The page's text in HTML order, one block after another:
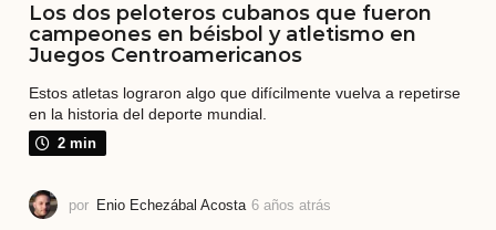
Los dos peloteros cubanos que fueron
campeones en béisbol y atletismo en
Juegos Centroamericanos
Estos atletas lograron algo que difícilmente vuelva a repetirse
en la historia del deporte mundial.
2 min
por Enio Echezábal Acosta 6 años atrás